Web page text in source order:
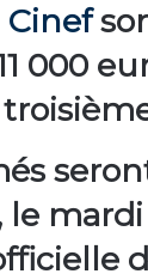
Cinef
000
le